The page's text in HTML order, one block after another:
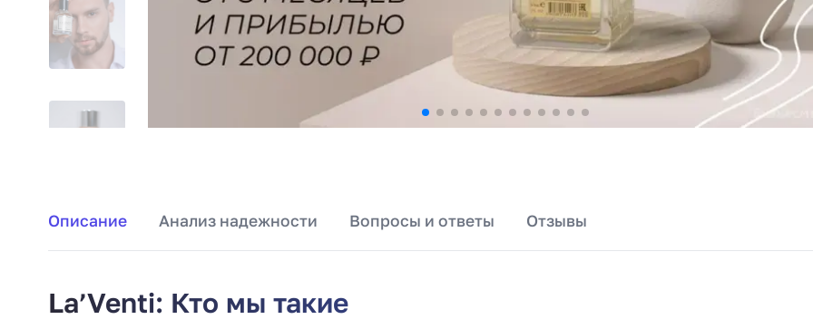
Описание Анализ надежности Вопросы и ответы Отзывы
La’Venti: Кто мы такие